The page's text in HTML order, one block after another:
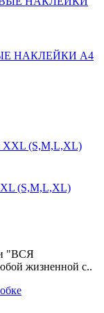
НАКЛЕЙКИ А4
(S,M,L,ХL)
"ВСЯ
жизненной с..